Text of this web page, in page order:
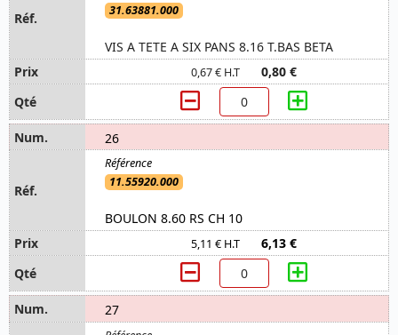
31.63881.000
VIS A TETE A SIX PANS 8.16 T.BAS BETA
0,67 € H.T 0,80 €
26
11.55920.000
BOULON 8.60 RS CH 10
5,11 € H.T 6,13 €
27